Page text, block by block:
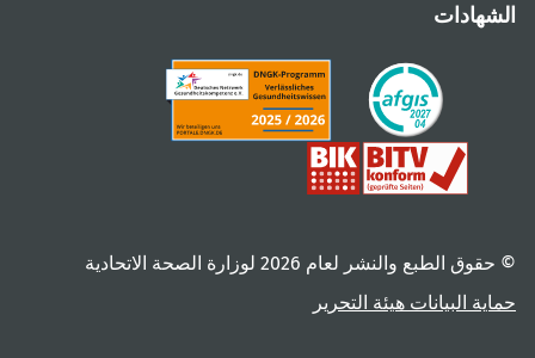
الشهادات
© حقوق الطبع والنشر لعام ‎2026 لوزارة الصحة الاتحادية
حماية البيانات هيئة التحرير